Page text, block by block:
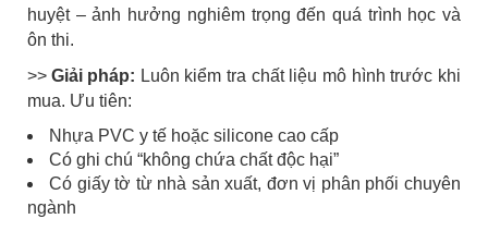
huyệt – ảnh hưởng nghiêm trọng đến quá trình học và
ôn thi.
>> Giải pháp: Luôn kiểm tra chất liệu mô hình trước khi
mua. Ưu tiên:
Nhựa PVC y tế hoặc silicone cao cấp
Có ghi chú “không chứa chất độc hại”
Có giấy tờ từ nhà sản xuất, đơn vị phân phối chuyên
ngành